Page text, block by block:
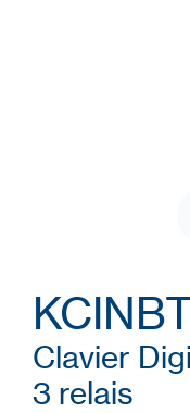
Clavier
3 relais